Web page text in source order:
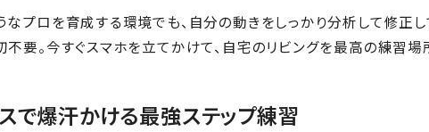
プロを育成する環境でも、自分の動きをしっかり分析して修正
要。今すぐスマホを立てかけて、自宅のリビングを最高の練習場
で爆汗かける最強ステップ練習